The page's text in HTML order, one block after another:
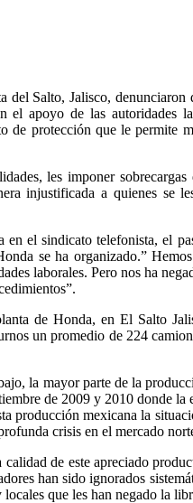
del Salto, Jalisco,
el apoyo de las autoridades
de protección que le permite
les imponer
injustificada a quienes se
en el sindicato telefonista, el
se ha organizado.”
laborales. Pero nos ha
de Honda, en El Salto
un promedio de 224
la mayor parte de la
de 2009 y 2010 donde
producción mexicana la
crisis en el mercado
de este apreciado
han sido ignorados
que les han negado la